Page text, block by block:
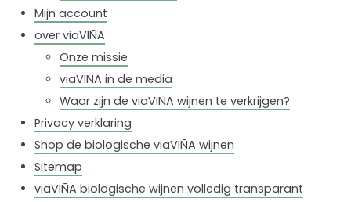
Mijn account
over viaVIÑA
Onze missie
viaVIÑA in de media
Waar zijn de viaVIÑA wijnen te verkrijgen?
Privacy verklaring
Shop de biologische viaVIÑA wijnen
Sitemap
viaVIÑA biologische wijnen volledig transparant